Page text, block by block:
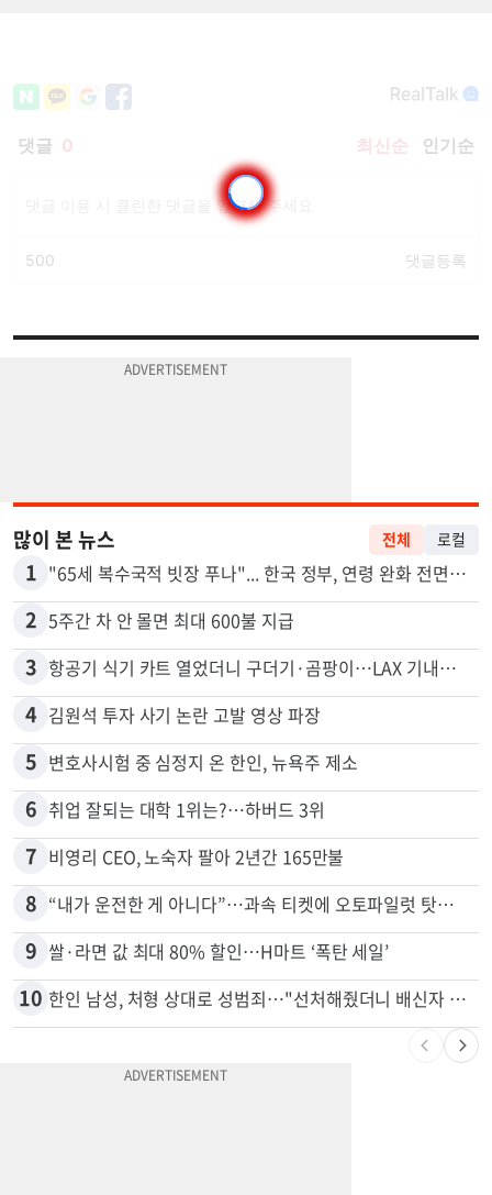
많이 본 뉴스
1
2 5주간 차 안 몰면 최대 600불 지급
3
4 김원석 투자 사기 논란 고발 영상 파장
5 변호사시험 중 심정지 온 한인, 뉴욕주 제소
6 취업 잘되는 대학 1위는?…하버드 3위
7 비영리 CEO, 노숙자 팔아 2년간 165만불
8
9 쌀·라면 값 최대 80% 할인…H마트 ‘폭탄 세일’
한인 남성, 처형 상대로 성범죄…"선처해줬더니 배신자 취급"